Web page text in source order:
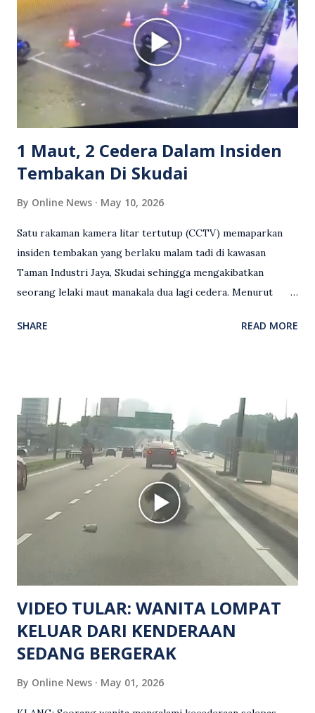
reaksi orang ramai. Antara komen orang awam yang tular di
media sosial mengenai insiden tersebut ialah ramai yang
meluahkan rasa marah terhadap tindakan lelaki berkenaan
serta memuji pemandu Grab kerana campur tangan.
Sebahagian netizen turut meminta pihak berkuasa
mengambil tindakan tegas, manakala ada yang bersimpati
terhadap wanita dipercayai menjadi mangs...
1 Maut, 2 Cedera Dalam Insiden
Tembakan Di Skudai
By Online News May 10, 2026
Satu rakaman kamera litar tertutup (CCTV) memaparkan
insiden tembakan yang berlaku malam tadi di kawasan
Taman Industri Jaya, Skudai sehingga mengakibatkan
seorang lelaki maut manakala dua lagi cedera. Menurut
kejadian berlaku sekitar jam 11 malam dan pihak polis
hiburan di kawasan berkenaan. Seorang mangsa disahkan
meninggal dunia di lokasi kejadian akibat terkena tembakan,
manakala seorang lagi mangsa mengalami kecederaan.
Turut dipercayai terdapat seorang lagi individu cedera
namun identitinya masih belum dikenal pasti selepas dibawa
keluar dari lokasi oleh kenalannya. Polis kini sedang giat
mengesan dua suspek yang masih bebas bagi membantu
siasatan lanjut. Kes disiasat mengikut Seksyen 302 Kanun
Keseksaan kerana membunuh. Orang ramai yang mempunyai
maklumat diminta t...
SHARE READ MORE
VIDEO TULAR: WANITA LOMPAT
KELUAR DARI KENDERAAN
SEDANG BERGERAK
By Online News May 01, 2026